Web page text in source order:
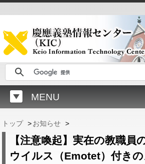
MENU
トップ >お知らせ >
【注意喚起】実在の教職員
ウイルス（Emotet）付き